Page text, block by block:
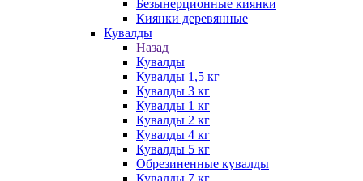
Безынерционные киянки
Киянки деревянные
Кувалды
Назад
Кувалды
Кувалды 1,5 кг
Кувалды 3 кг
Кувалды 1 кг
Кувалды 2 кг
Кувалды 4 кг
Кувалды 5 кг
Обрезиненные кувалды
Кувалды 7 кг